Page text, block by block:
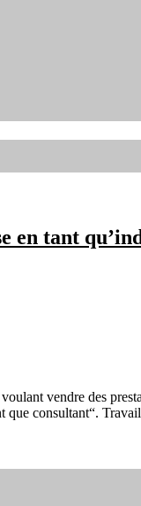
en tant
vendre des
que consultant“.